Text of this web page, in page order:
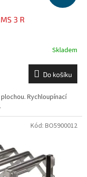
3 R
Skladem
Do košíku
Rychloupínací
Kód: BO5900012